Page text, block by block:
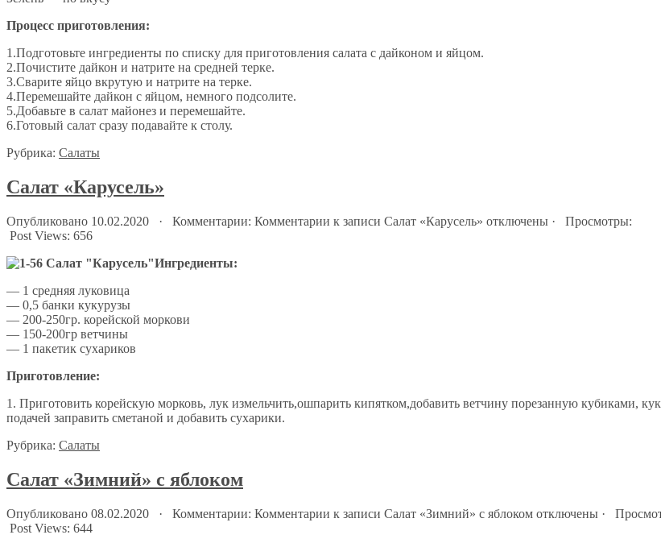
Процесс приготовления:
1.Подготовьте ингредиенты по списку для приготовления салата с дайконом и яйцом.
2.Почистите дайкон и натрите на средней терке.
3.Сварите яйцо вкрутую и натрите на терке.
4.Перемешайте дайкон с яйцом, немного подсолите.
5.Добавьте в салат майонез и перемешайте.
6.Готовый салат сразу подавайте к столу.
Рубрика: Салаты
Салат «Карусель»
Опубликовано 10.02.2020 · Комментарии: Комментарии к записи Салат «Карусель» отключены · Просмотры:
Post Views: 656
Ингредиенты:
— 1 средняя луковица
— 0,5 банки кукурузы
— 200-250гр. корейской моркови
— 150-200гр ветчины
— 1 пакетик сухариков
Приготовление:
1. Приготовить корейскую морковь, лук измельчить,ошпарить кипятком,добавить ветчину порезанную кубиками,
подачей заправить сметаной и добавить сухарики.
Рубрика: Салаты
Салат «Зимний» с яблоком
Опубликовано 08.02.2020 · Комментарии: Комментарии к записи Салат «Зимний» с яблоком отключены ·
Post Views: 644